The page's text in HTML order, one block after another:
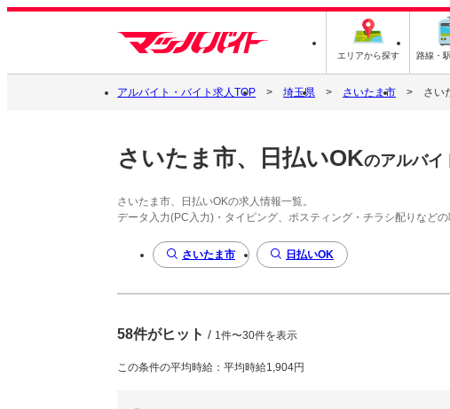
エリアから探す 路線・
アルバイト・バイト求人TOP 埼玉県 さいたま市 さい
さいたま市、日払いOKのアルバイ
さいたま市、日払いOKの求人情報一覧。
データ入力(PC入力)・タイピング、ポスティング・チラシ配りなど
さいたま市 日払いOK
58件がヒット / 1件〜30件を表示
この条件の平均時給：平均時給1,904円